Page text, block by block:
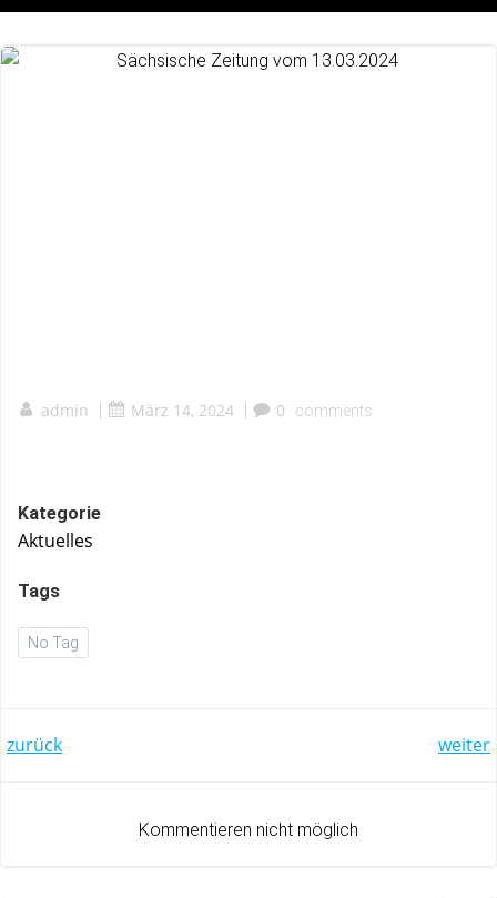
admin | März 14, 2024 | 0 comments
Kategorie
Aktuelles
Tags
No Tag
Post
navigation
zurück
navigation
weiter
Kommentieren nicht möglich